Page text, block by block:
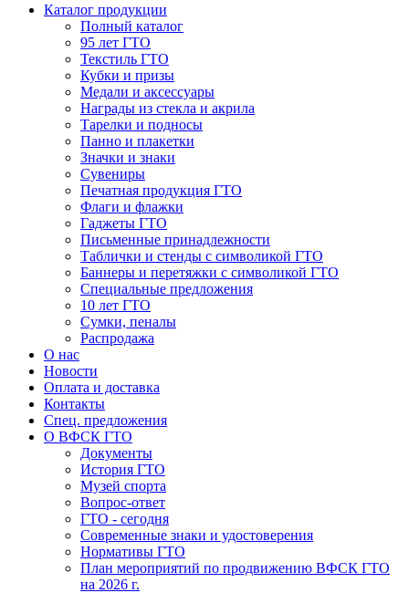
Каталог продукции
Полный каталог
95 лет ГТО
Текстиль ГТО
Кубки и призы
Медали и аксессуары
Награды из стекла и акрила
Тарелки и подносы
Панно и плакетки
Значки и знаки
Сувениры
Печатная продукция ГТО
Флаги и флажки
Гаджеты ГТО
Письменные принадлежности
Таблички и стенды с символикой ГТО
Баннеры и перетяжки с символикой ГТО
Специальные предложения
10 лет ГТО
Сумки, пеналы
Распродажа
О нас
Новости
Оплата и доставка
Контакты
Спец. предложения
О ВФСК ГТО
Документы
История ГТО
Музей спорта
Вопрос-ответ
ГТО - сегодня
Современные знаки и удостоверения
Нормативы ГТО
План мероприятий по продвижению ВФСК ГТО
на 2026 г.